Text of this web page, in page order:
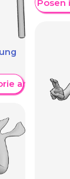
anzeigen
Weitere